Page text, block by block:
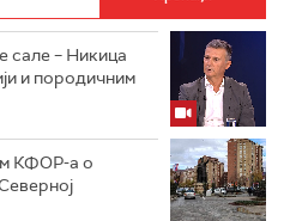
сале – Никица
и породичним
КФОР-а о